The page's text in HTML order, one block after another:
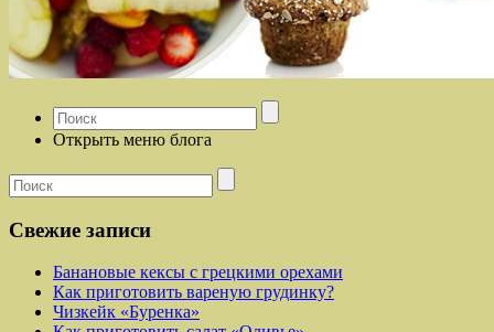
Открыть меню блога
Свежие записи
Банановые кексы с грецкими орехами
Как приготовить вареную грудинку?
Чизкейк «Буренка»